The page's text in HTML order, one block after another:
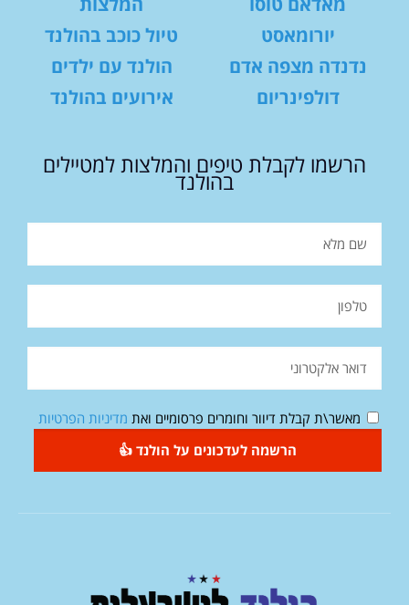
יורומאסט
נדנדה מצפה אדם
דולפינריום
טיול כוכב בהולנד
הולנד עם ילדים
אירועים בהולנד
הרשמו לקבלת טיפים והמלצות למטיילים
בהולנד
מאשר\ת קבלת דיוור וחומרים פרסומיים ואת מדיניות הפרטיות
הרשמה לעדכונים על הולנד 👍